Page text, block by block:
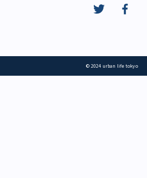
© 2024 urban life tokyo